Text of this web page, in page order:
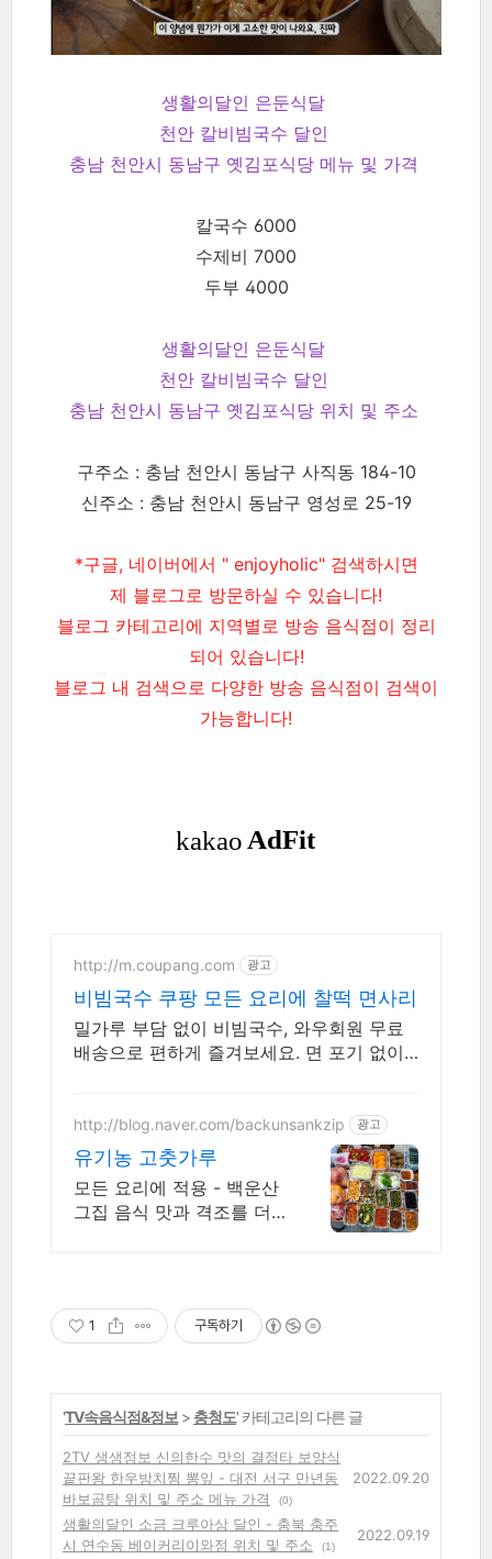
생활의달인 은둔식달
천안 칼비빔국수 달인
충남 천안시 동남구 옛김포식당 메뉴 및 가격
칼국수 6000
수제비 7000
두부 4000
생활의달인 은둔식달
천안 칼비빔국수 달인
충남 천안시 동남구 옛김포식당 위치 및 주소
구주소 : 충남 천안시 동남구 사직동 184-10
신주소 : 충남 천안시 동남구 영성로 25-19
*구글, 네이버에서 " enjoyholic" 검색하시면
제 블로그로 방문하실 수 있습니다!
블로그 카테고리에 지역별로 방송 음식점이 정리
되어 있습니다!
블로그 내 검색으로 다양한 방송 음식점이 검색이
가능합니다!
http://m.coupang.com 광고
비빔국수 쿠팡 모든 요리에 찰떡 면사리
밀가루 부담 없이 비빔국수, 와우회원 무료
배송으로 편하게 즐겨보세요. 면 포기 없이
http://blog.naver.com/backunsankzip 광고
유기농 고춧가루
모든 요리에 적용 - 백운산
그집 음식 맛과 격조를 더
있다가 연발되는 건강한 요
리 1 구독하기
'TV속음식점&정보 > 충청도' 카테고리의 다른 글
2TV 생생정보 신의한수 맛의 결정타 보양식
끝판왕 한우방치찜 뽕잎 - 대전 서구 만년동
바보곰탕 위치 및 주소 메뉴 가격
(0)
2022.09.20
생활의달인 소금 크루아상 달인 - 충북 충주
시 연수동 베이커리이와정 위치 및 주소
(1)
2022.09.19